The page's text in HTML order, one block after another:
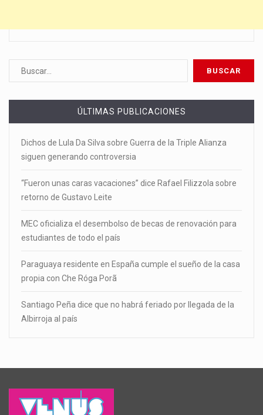
ÚLTIMAS PUBLICACIONES
Dichos de Lula Da Silva sobre Guerra de la Triple Alianza
siguen generando controversia
“Fueron unas caras vacaciones” dice Rafael Filizzola sobre
retorno de Gustavo Leite
MEC oficializa el desembolso de becas de renovación para
estudiantes de todo el país
Paraguaya residente en España cumple el sueño de la casa
propia con Che Róga Porã
Santiago Peña dice que no habrá feriado por llegada de la
Albirroja al país